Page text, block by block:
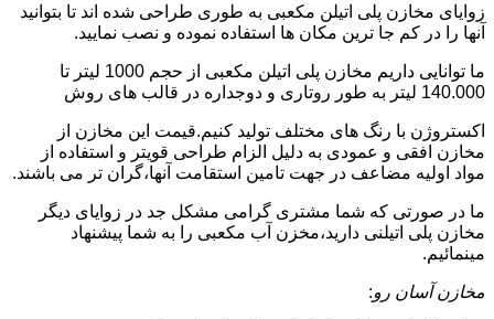
زوایای مخازن پلی اتیلن مکعبی به طوری طراحی شده اند تا بتوانید
آنها را در کم جا ترین مکان ها استفاده نموده و نصب نمایید.
ما توانایی داریم مخازن پلی اتیلن مکعبی از حجم 1000 لیتر تا
140.000 لیتر به طور روتاری و دوجداره در قالب های روش
اکستروژن با رنگ های مختلف تولید کنیم.قیمت این مخازن از
مخازن افقی و عمودی به دلیل الزام طراحی قویتر و استفاده از
مواد اولیه مضاعف در جهت تامین استقامت آنها،گران تر می باشند.
ما در صورتی که شما مشتری گرامی مشکل جد در زوایای دیگر
مخازن پلی اتیلنی دارید،مخزن آب مکعبی را به شما پیشنهاد
مینمائیم.
مخازن آسان رو: